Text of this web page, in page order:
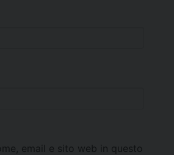
email e sito web in questo